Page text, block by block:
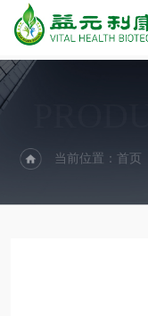
当前位置：首页